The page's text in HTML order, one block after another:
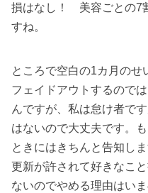
損はなし！ 美容ごとの7
すね。
ところで空白の1カ月のせ
フェイドアウトするので
んですが、私は怠け者で
はないので大丈夫です。
ときにはきちんと告知し
更新が許されて好きなこ
ないのでやめる理由はい